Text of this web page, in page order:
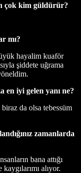
çok kim güldürür?
mı?
hayalim kuaför
şiddete uğrama
en iyi gelen yanı ne?
da olsa tebessüm
zamanlarda
bana attığı
alıyor.